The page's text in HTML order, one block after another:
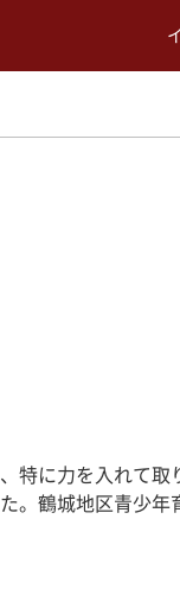
特に力を入れて取
。鶴城地区青少年